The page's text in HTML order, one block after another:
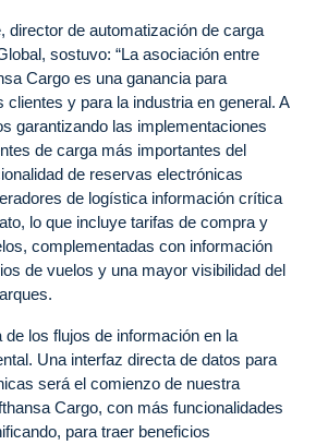
director de automatización de carga
sostuvo: “La asociación entre
Cargo es una ganancia para
y para la industria en general. A
garantizando las implementaciones
de carga más importantes del
de reservas electrónicas
de logística información crítica
lo que incluye tarifas de compra y
complementadas con información
de vuelos y una mayor visibilidad del
de los flujos de información en la
Una interfaz directa de datos para
será el comienzo de nuestra
Cargo, con más funcionalidades
para traer beneficios